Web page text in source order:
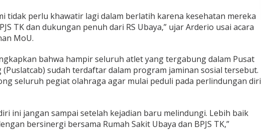
tidak perlu khawatir lagi dalam berlatih karena kesehatan mereka
TK dan dukungan penuh dari RS Ubaya,” ujar Arderio usai acara
MoU.
bahwa hampir seluruh atlet yang tergabung dalam Pusat
(Puslatcab) sudah terdaftar dalam program jaminan sosial tersebut.
seluruh pegiat olahraga agar mulai peduli pada perlindungan diri
ini jangan sampai setelah kejadian baru melindungi. Lebih baik
bersinergi bersama Rumah Sakit Ubaya dan BPJS TK,”